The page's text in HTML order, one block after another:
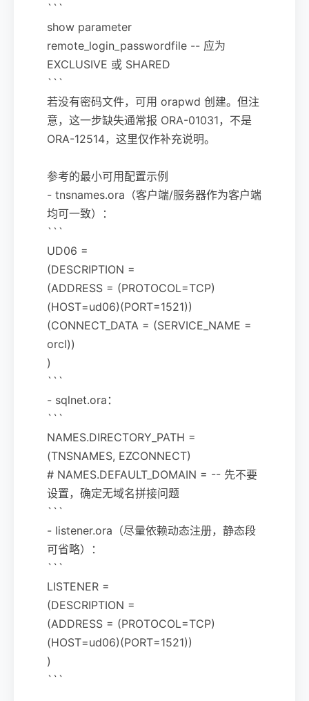
```
show parameter
remote_login_passwordfile -- 应为
EXCLUSIVE 或 SHARED
```
若没有密码文件，可用 orapwd 创建。但注
意，这一步缺失通常报 ORA-01031，不是
ORA-12514，这里仅作补充说明。
参考的最小可用配置示例
- tnsnames.ora（客户端/服务器作为客户端
均可一致）：
```
UD06 =
(DESCRIPTION =
(ADDRESS = (PROTOCOL=TCP)
(HOST=ud06)(PORT=1521))
(CONNECT_DATA = (SERVICE_NAME =
orcl))
)
```
- sqlnet.ora：
```
NAMES.DIRECTORY_PATH =
(TNSNAMES, EZCONNECT)
# NAMES.DEFAULT_DOMAIN = -- 先不要
设置，确定无域名拼接问题
```
- listener.ora（尽量依赖动态注册，静态段
可省略）：
```
LISTENER =
(DESCRIPTION =
(ADDRESS = (PROTOCOL=TCP)
(HOST=ud06)(PORT=1521))
)
```